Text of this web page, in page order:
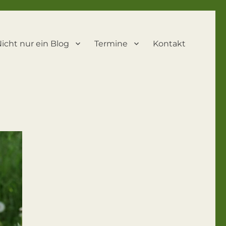
nur ein Blog Termine Kontakt